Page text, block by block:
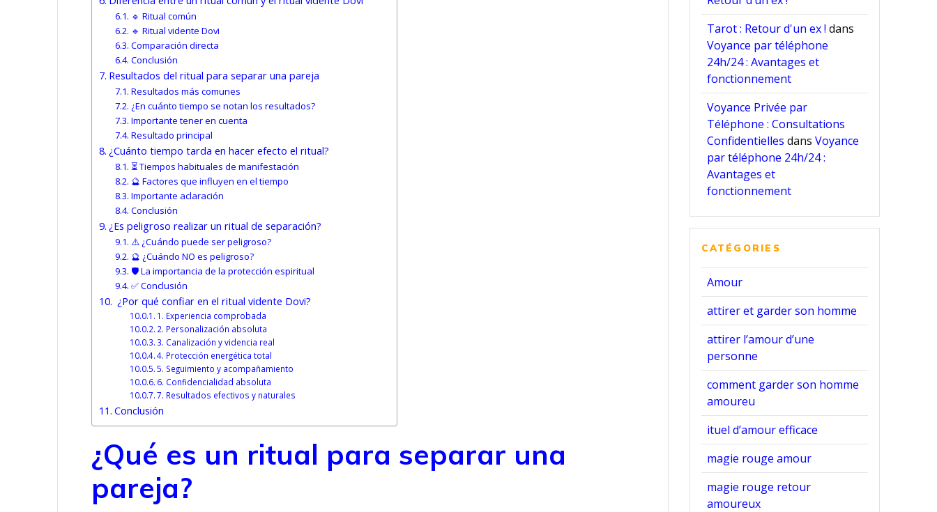
🔹 Ritual común
🔹 Ritual vidente Dovi
Comparación directa
Conclusión
Resultados del ritual para separar una pareja
Resultados más comunes
¿En cuánto tiempo se notan los resultados?
Importante tener en cuenta
Resultado principal
¿Cuánto tiempo tarda en hacer efecto el ritual?
⏳ Tiempos habituales de manifestación
🔮 Factores que influyen en el tiempo
Importante aclaración
Conclusión
¿Es peligroso realizar un ritual de separación?
⚠️ ¿Cuándo puede ser peligroso?
🔮 ¿Cuándo NO es peligroso?
🛡️ La importancia de la protección espiritual
✅ Conclusión
¿Por qué confiar en el ritual vidente Dovi?
1. Experiencia comprobada
2. Personalización absoluta
3. Canalización y videncia real
4. Protección energética total
5. Seguimiento y acompañamiento
6. Confidencialidad absoluta
7. Resultados efectivos y naturales
Conclusión
¿Qué es un ritual para separar una
pareja?
Tarot : Retour d'un ex ! dans
Voyance par téléphone
24h/24 : Avantages et
fonctionnement
Voyance Privée par
Téléphone : Consultations
Confidentielles dansVoyance
par téléphone 24h/24 :
Avantages et
fonctionnement
CATÉGORIES
Amour
attirer et garder son homme
attirer l’amour d’une
personne
comment garder son homme
amoureu
ituel d’amour efficace
magie rouge amour
magie rouge retour
amoureux